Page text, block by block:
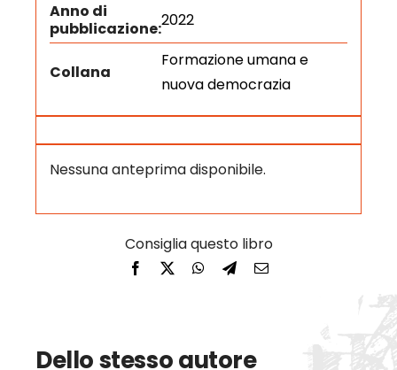
Anno di
pubblicazione:2022
Collana
Formazione umana e
nuova democrazia
Nessuna anteprima disponibile.
Dello stesso autore